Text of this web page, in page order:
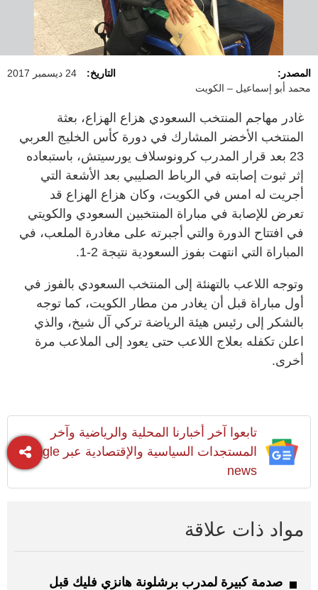
المصدر:
محمد أبو إسماعيل – الكويت
التاريخ: 24 ديسمبر 2017
غادر مهاجم المنتخب السعودي هزاع الهزاع، بعثة
المنتخب الأخضر المشارك في دورة كأس الخليج العربي
23 بعد قرار المدرب كرونوسلاف يورسيتش، باستبعاده
إثر ثبوت إصابته في الرباط الصليبي بعد الأشعة التي
أجريت له امس في الكويت، وكان هزاع الهزاع قد
تعرض للإصابة في مباراة المنتخبين السعودي والكويتي
في افتتاح الدورة والتي أجبرته على مغادرة الملعب، في
المباراة التي انتهت بفوز السعودية نتيجة 2-1.
وتوجه اللاعب بالتهنئة إلى المنتخب السعودي بالفوز في
أول مباراة قبل أن يغادر من مطار الكويت، كما توجه
بالشكر إلى رئيس هيئة الرياضة تركي آل شيخ، والذي
اعلن تكفله بعلاج اللاعب حتى يعود إلى الملاعب مرة
أخرى.
تابعوا آخر أخبارنا المحلية والرياضية وآخر
المستجدات السياسية والإقتصادية عبر Google
news
مواد ذات علاقة
صدمة كبيرة لمدرب برشلونة هانزي فليك قبل